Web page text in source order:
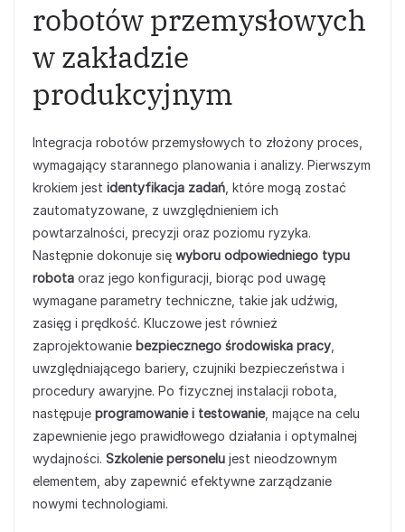
robotów przemysłowych
w zakładzie
produkcyjnym
Integracja robotów przemysłowych to złożony proces,
wymagający starannego planowania i analizy. Pierwszym
krokiem jest identyfikacja zadań , które mogą zostać
zautomatyzowane, z uwzględnieniem ich
powtarzalności, precyzji oraz poziomu ryzyka.
Następnie dokonuje się wyboru odpowiedniego typu
robota oraz jego konfiguracji, biorąc pod uwagę
wymagane parametry techniczne, takie jak udźwig,
zasięg i prędkość. Kluczowe jest również
zaprojektowanie bezpiecznego środowiska pracy
uwzględniającego bariery, czujniki bezpieczeństwa i
procedury awaryjne. Po fizycznej instalacji robota,
następuje programowanie i testowanie, mające na celu
zapewnienie jego prawidłowego działania i optymalnej
wydajności. Szkolenie personelu jest nieodzownym
elementem, aby zapewnić efektywne zarządzanie
nowymi technologiami.